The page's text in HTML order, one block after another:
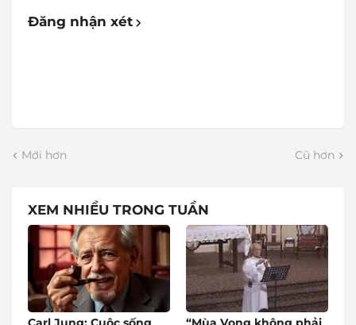
Đăng nhận xét
Mới hơn Cũ hơn
XEM NHIỀU TRONG TUẦN